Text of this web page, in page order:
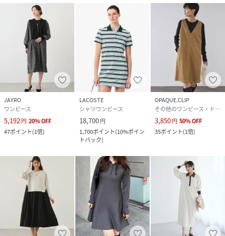
JAYRO
ワンピース
5,192円 20%OFF
47ポイント(1倍)
LACOSTE
シャツワンピース
18,700円
1,700ポイント(10%ポイン
トバック)
OPAQUE.CLIP
その他のワンピース・ドレス
3,850円 50%OFF
35ポイント(1倍)